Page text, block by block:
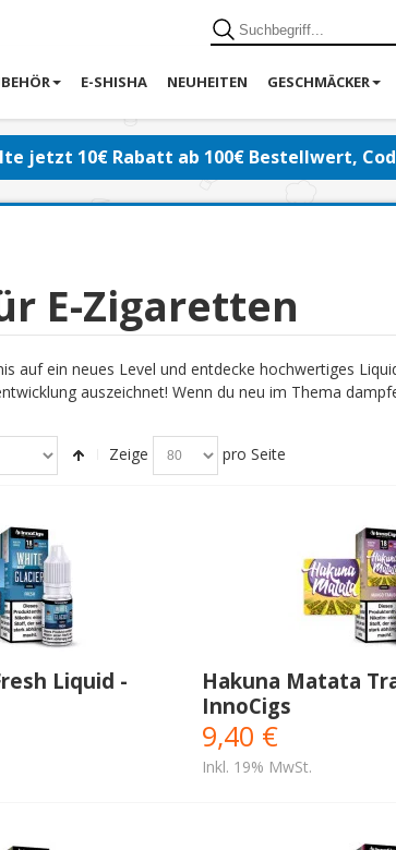
E-SHISHA NEUHEITEN GESCHMÄCKER
jetzt 10€ Rabatt ab 100€ Bestellwert,
E-Zigaretten
auf ein neues Level und entdecke hochwertiges
auszeichnet! Wenn du neu im Thema
Zeige pro Seite
Liquid -
Hakuna Matata
InnoCigs
9,40 €
Inkl. 19% MwSt.